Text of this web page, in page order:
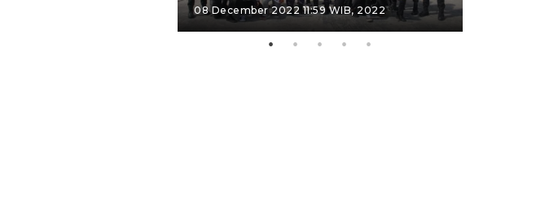
08 December 2022 11:59 WIB, 2022